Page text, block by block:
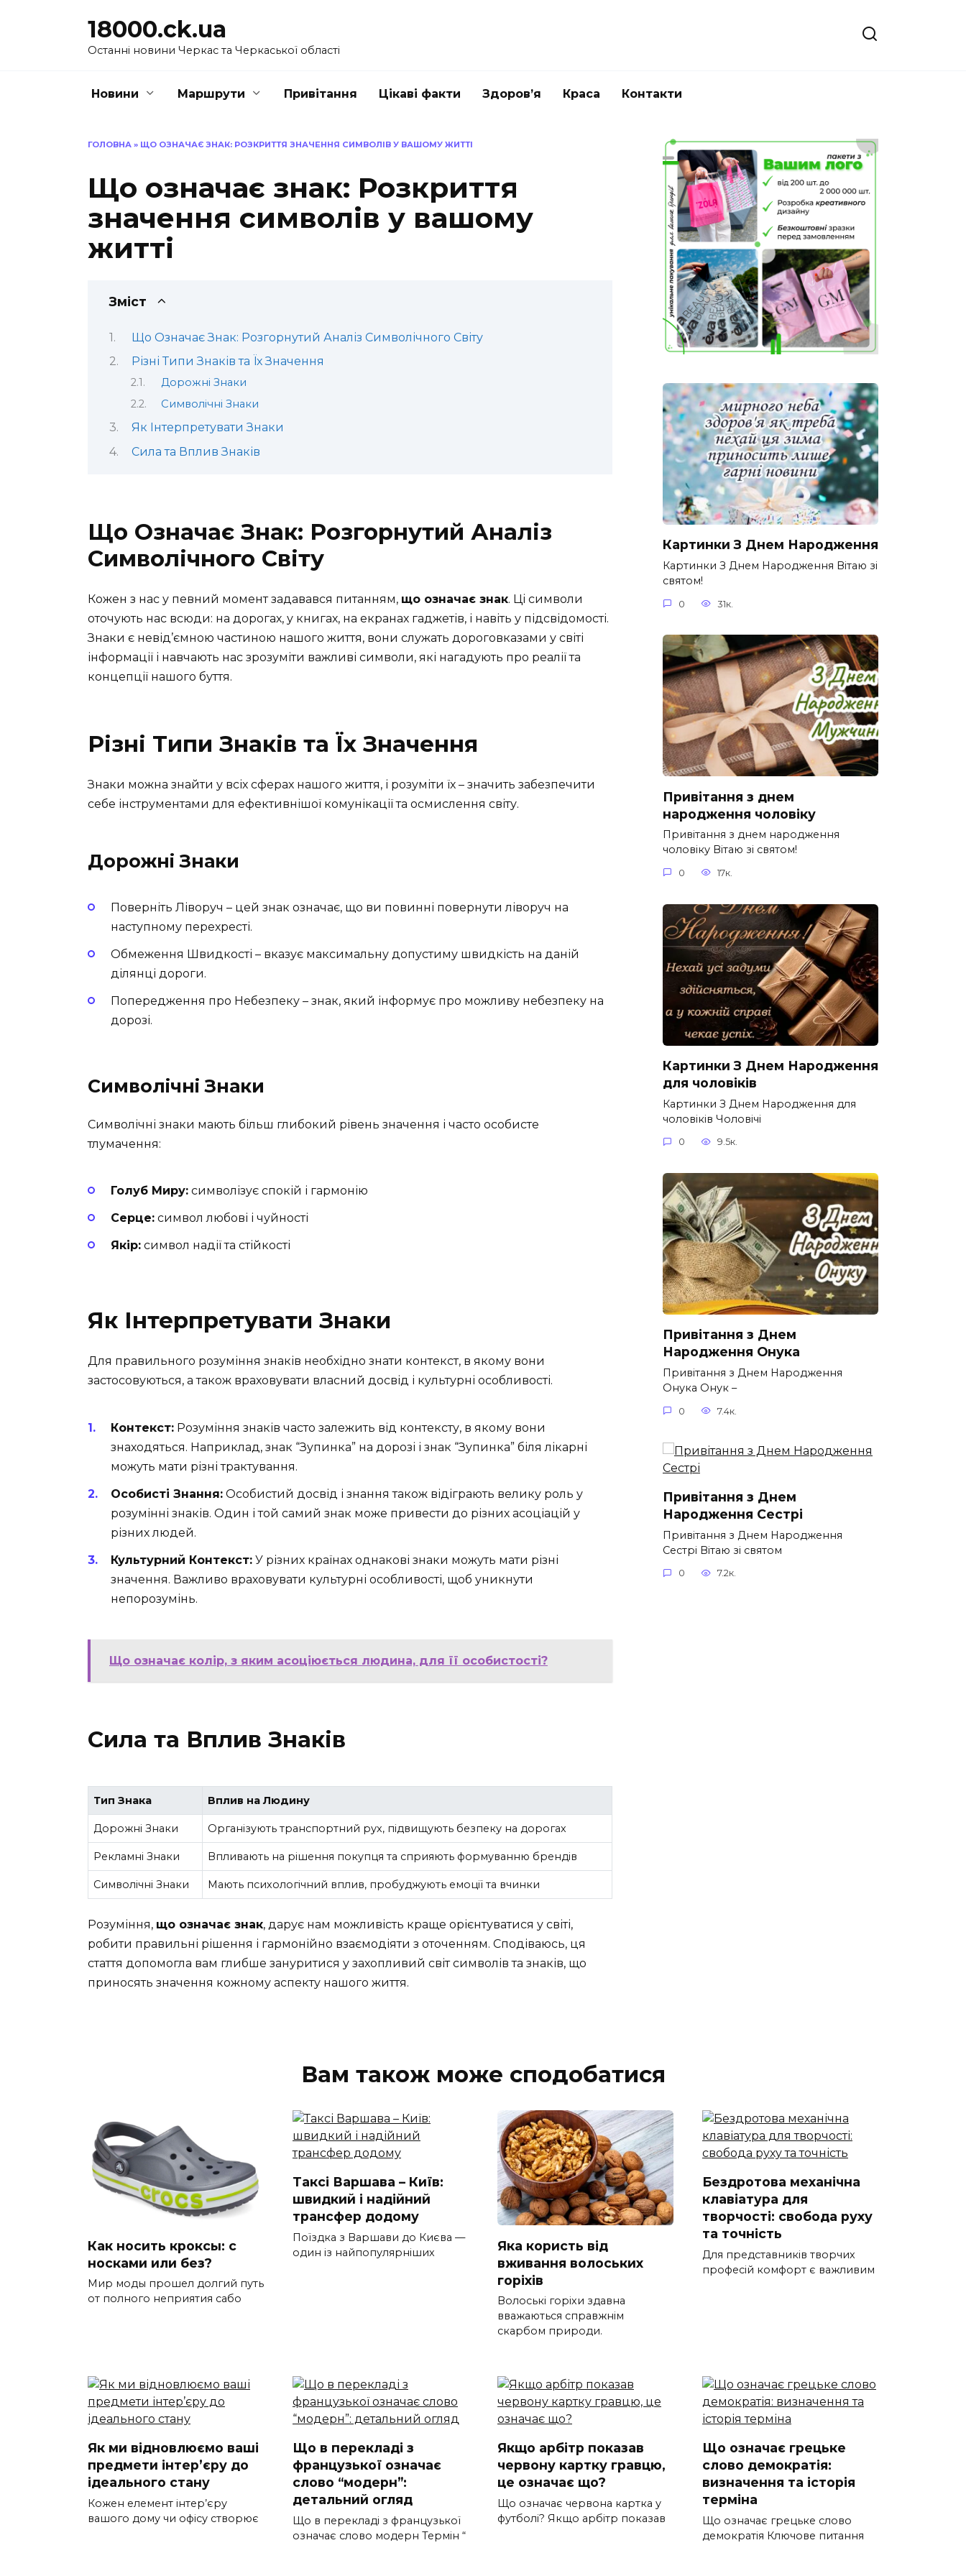
18000.ck.ua
Останні новини Черкас та Черкаської області
Новини Маршрути Привітання Цікаві факти Здоров’я Краса Контакти
ГОЛОВНА » ЩО ОЗНАЧАЄ ЗНАК: РОЗКРИТТЯ ЗНАЧЕННЯ СИМВОЛІВ У ВАШОМУ ЖИТТІ
Що означає знак: Розкриття
значення символів у вашому
житті
Зміст
Що Означає Знак: Розгорнутий Аналіз Символічного Світу
Різні Типи Знаків та Їх Значення
Дорожні Знаки
Символічні Знаки
Як Інтерпретувати Знаки
Сила та Вплив Знаків
Що Означає Знак: Розгорнутий Аналіз
Символічного Світу
Кожен з нас у певний момент задавався питанням, що означає знак. Ці символи
оточують нас всюди: на дорогах, у книгах, на екранах гаджетів, і навіть у підсвідомості.
Знаки є невід’ємною частиною нашого життя, вони служать дороговказами у світі
інформації і навчають нас зрозуміти важливі символи, які нагадують про реалії та
концепції нашого буття.
Різні Типи Знаків та Їх Значення
Знаки можна знайти у всіх сферах нашого життя, і розуміти їх – значить забезпечити
себе інструментами для ефективнішої комунікації та осмислення світу.
Дорожні Знаки
Поверніть Ліворуч – цей знак означає, що ви повинні повернути ліворуч на
наступному перехресті.
Обмеження Швидкості – вказує максимальну допустиму швидкість на даній
ділянці дороги.
Попередження про Небезпеку – знак, який інформує про можливу небезпеку на
дорозі.
Символічні Знаки
Символічні знаки мають більш глибокий рівень значення і часто особисте
тлумачення:
Голуб Миру: символізує спокій і гармонію
Серце: символ любові і чуйності
Якір: символ надії та стійкості
Як Інтерпретувати Знаки
Для правильного розуміння знаків необхідно знати контекст, в якому вони
застосовуються, а також враховувати власний досвід і культурні особливості.
Контекст: Розуміння знаків часто залежить від контексту, в якому вони
знаходяться. Наприклад, знак “Зупинка” на дорозі і знак “Зупинка” біля лікарні
можуть мати різні трактування.
Особисті Знання: Особистий досвід і знання також відіграють велику роль у
розумінні знаків. Один і той самий знак може привести до різних асоціацій у
різних людей.
Культурний Контекст: У різних країнах однакові знаки можуть мати різні
значення. Важливо враховувати культурні особливості, щоб уникнути
непорозумінь.
Що означає колір, з яким асоціюється людина, для її особистості?
Сила та Вплив Знаків
Тип Знака Вплив на Людину
Дорожні Знаки Організують транспортний рух, підвищують безпеку на дорогах
Рекламні Знаки Впливають на рішення покупця та сприяють формуванню брендів
Символічні Знаки Мають психологічний вплив, пробуджують емоції та вчинки
Розуміння, що означає знак, дарує нам можливість краще орієнтуватися у світі,
робити правильні рішення і гармонійно взаємодіяти з оточенням. Сподіваюсь, ця
стаття допомогла вам глибше зануритися у захопливий світ символів та знаків, що
приносять значення кожному аспекту нашого життя.
Картинки З Днем Народження
Картинки З Днем Народження Вітаю зі
святом!
0 31к.
Привітання з днем
народження чоловіку
Привітання з днем народження
чоловіку Вітаю зі святом!
0 17к.
Картинки З Днем Народження
для чоловіків​
Картинки З Днем Народження для
чоловіків​ Чоловічі
0 9.5к.
Привітання з Днем
Народження Онука
Привітання з Днем Народження
Онука Онук –
0 7.4к.
Привітання з Днем
Народження Сестрі
Привітання з Днем Народження
Сестрі Вітаю зі святом
0 7.2к.
Вам також може сподобатися
Как носить кроксы: с
носками или без?
Мир моды прошел долгий путь
от полного неприятия сабо
Таксі Варшава – Київ:
швидкий і надійний
трансфер додому
Поїздка з Варшави до Києва —
один із найпопулярніших
Яка користь від
вживання волоських
горіхів
Волоські горіхи здавна
вважаються справжнім
скарбом природи.
Бездротова механічна
клавіатура для
творчості: свобода руху
та точність
Для представників творчих
професій комфорт є важливим
Як ми відновлюємо ваші
предмети інтер’єру до
ідеального стану
Кожен елемент інтер’єру
вашого дому чи офісу створює
Що в перекладі з
французької означає
слово “модерн”:
детальний огляд
Що в перекладі з французької
означає слово модерн Термін “
Якщо арбітр показав
червону картку гравцю,
це означає що?
Що означає червона картка у
футболі? Якщо арбітр показав
Що означає грецьке
слово демократія:
визначення та історія
терміна
Що означає грецьке слово
демократія Ключове питання